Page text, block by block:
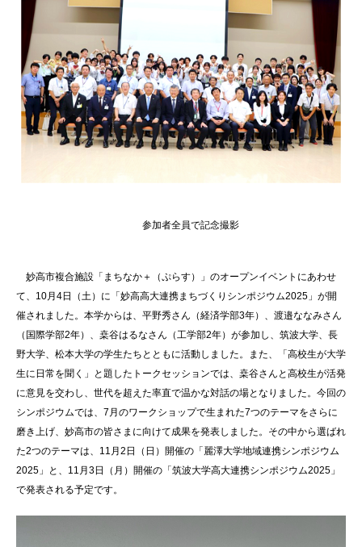
参加者全員で記念撮影
妙高市複合施設「まちなか＋（ぷらす）」のオープンイベントにあわせ
て、10月4日（土）に「妙高高大連携まちづくりシンポジウム2025」が開
催されました。本学からは、平野秀さん（経済学部3年）、渡邉ななみさん
（国際学部2年）、桒谷はるなさん（工学部2年）が参加し、筑波大学、長
野大学、松本大学の学生たちとともに活動しました。また、「高校生が大学
生に日常を聞く」と題したトークセッションでは、桒谷さんと高校生が活発
に意見を交わし、世代を超えた率直で温かな対話の場となりました。今回の
シンポジウムでは、7月のワークショップで生まれた7つのテーマをさらに
磨き上げ、妙高市の皆さまに向けて成果を発表しました。その中から選ばれ
た2つのテーマは、11月2日（日）開催の「麗澤大学地域連携シンポジウム
2025」と、11月3日（月）開催の「筑波大学高大連携シンポジウム2025」
で発表される予定です。